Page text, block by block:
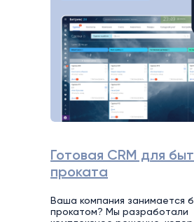
Готовая CRM для
проката
Ваша компания занимается
прокатом? Мы разработали